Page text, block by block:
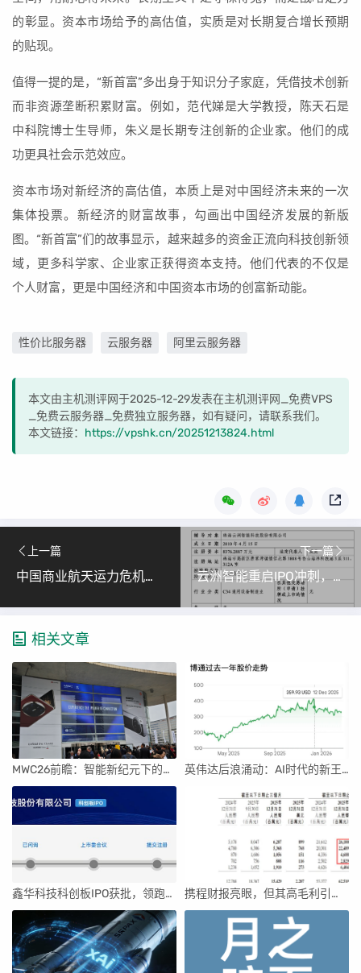
的彰显。资本市场给予的高估值，实质是对长期复合增长预期
的贴现。
值得一提的是，“新首富”多出身于知识分子家庭，凭借技术创新
而非资源垄断积累财富。例如，范代娣是大学教授，陈天石是
中科院博士生导师，朱义是长期专注创新的企业家。他们的成
功更具社会示范效应。
资本市场对新经济的高估值，本质上是对中国经济未来的一次
集体投票。新经济的财富故事，勾画出中国经济发展的新版
图。“新首富”们的故事显示，越来越多的资金正流向科技创新领
域，更多科学家、企业家正获得资本支持。他们代表的不仅是
个人财富，更是中国经济和中国资本市场的创富新动能。
性价比服务器 云服务器 阿里云服务器
本文由主机测评网于2025-12-29发表在主机测评网_免费VPS
_免费云服务器_免费独立服务器，如有疑问，请联系我们。
本文链接： https://vpshk.cn/20251213824.html
上一篇
中国商业航天运力危机：卫星产业爆发下的火箭短缺
下一篇
云洲智能重启IPO冲刺，引领全球无人艇技术创新浪潮
相关文章
MWC26前瞻：智能新纪元下的科技盛宴 英伟达后浪涌动：AI时代的新王者与隐忧
鑫华科技科创板IPO获批，领跑国内半导体材料市场 携程财报亮眼，但其高毛利引发行业争议